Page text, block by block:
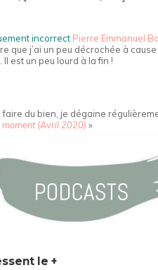
incorrect Pierre Emmanuel
que j’ai un peu décrochée à
est un peu lourd à la fin !
du bien, je dégaine
moment (Avril 2020) »
le +